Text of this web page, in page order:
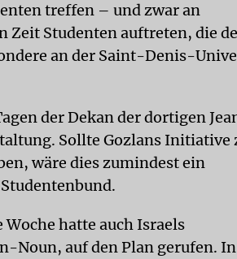
treffen – und zwar an
Zeit Studenten auftreten, die
an der Saint-Denis-
der Dekan der dortigen
Sollte Gozlans Initiative
wäre dies zumindest ein
hatte auch Israels
Noun, auf den Plan gerufen. In